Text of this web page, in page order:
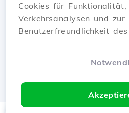
Cookies für Funktionalität,
Verkehrsanalysen und zur
Benutzerfreundlichkeit